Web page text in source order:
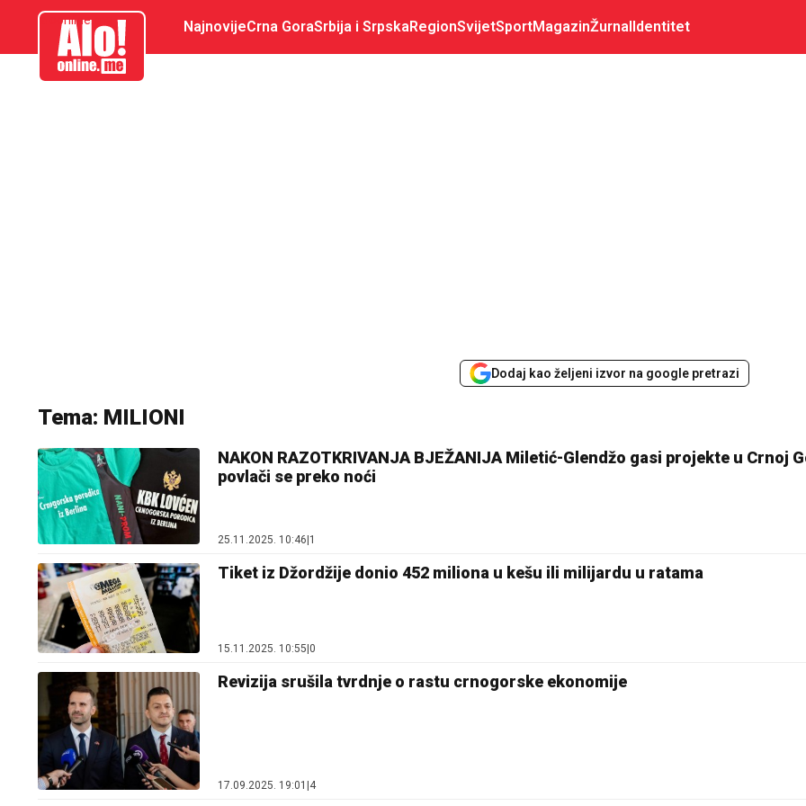
aloonline.me NajnovijeCrna GoraSrbija i SrpskaRegionSvijetSportMagazinŽurnalIdentitet
Dodaj kao željeni izvor na google pretrazi
Tema: MILIONI
NAKON RAZOTKRIVANJA BJEŽANIJA Miletić-Glendžo gasi projekte u Crnoj
povlači se preko noći
25.11.2025. 10:46|1
Tiket iz Džordžije donio 452 miliona u kešu ili milijardu u ratama
15.11.2025. 10:55|0
Revizija srušila tvrdnje o rastu crnogorske ekonomije
17.09.2025. 19:01 4